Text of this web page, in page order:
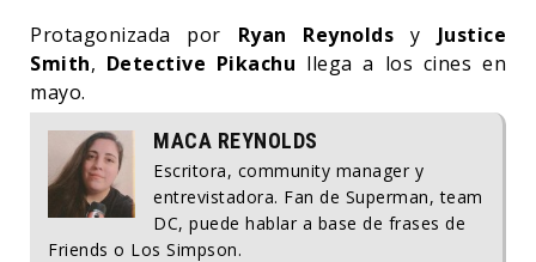
Protagonizada por Ryan Reynoldsy Justice
Smith, Detective Pikachu llega a los cines en
mayo.
MACA REYNOLDS
Escritora, community manager y
entrevistadora. Fan de Superman, team
DC, puede hablar a base de frases de
Friends o Los Simpson.